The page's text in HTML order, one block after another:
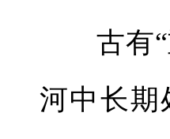
古有
河中长期